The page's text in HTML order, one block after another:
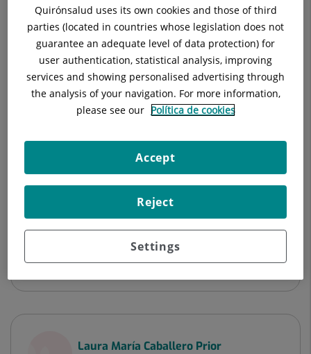
Juan González Valdivieso
FACULTATIU/A
Veure Fitxa
Veure més especialistes aBarcelona
Laura María Caballero Prior
Quirónsalud uses its own cookies and those of third
parties (located in countries whose legislation does not
guarantee an adequate level of data protection) for
user authentication, statistical analysis, improving
services and showing personalised advertising through
the analysis of your navigation. For more information,
please see our Política de cookies
Settings
Reject
Accept